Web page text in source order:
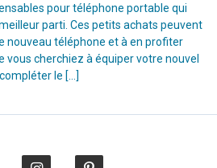
pour téléphone portable qui
parti. Ces petits achats peuvent
nouveau téléphone et à en profiter
vous cherchiez à équiper votre nouvel
le […]